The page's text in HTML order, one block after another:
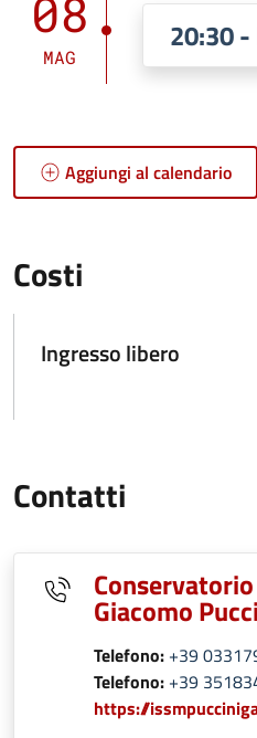
08
MAG
20:30
Aggiungi al calendario
Costi
Ingresso libero
Contatti
Giacomo
Telefono: +39
Telefono: +39
https://